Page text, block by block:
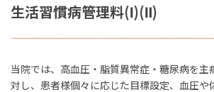
生活習慣病管理料(Ⅰ)(Ⅱ)
当院では、高血圧・脂質異常症・糖尿病を主
対し、患者様個々に応じた目標設定、血圧や